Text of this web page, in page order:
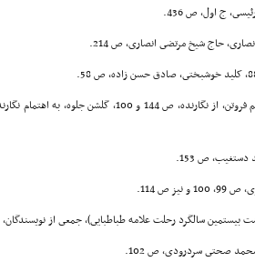
ج اول، ص 436.
حاج شیخ مرتضى انصارى، ص 214.
ص 153.
ص 114.
بیستمین سالگرد رحلت علامه طباطبایى)، جمعى از نویسندگان،
صحتى سردرودى، ص 102.